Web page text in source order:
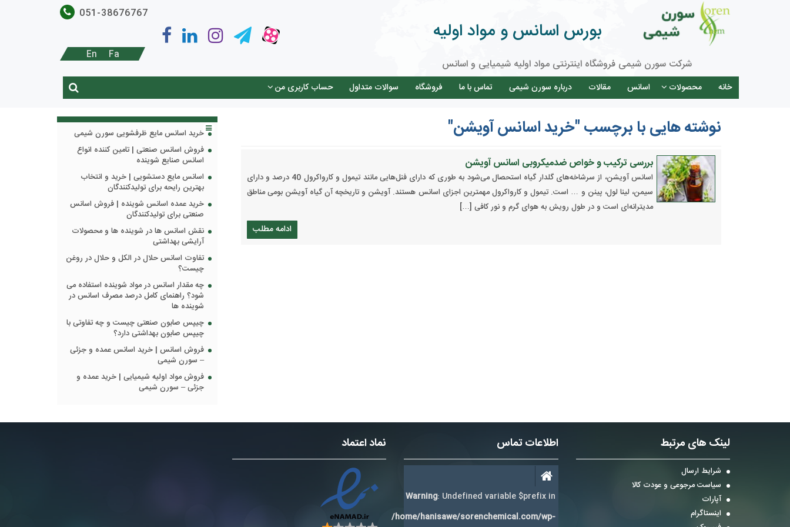
بورس اسانس و مواد اولیه
شرکت سورن شیمی فروشگاه اینترنتی مواد اولیه شیمیایی و اسانس
051-38676767
Fa
En
خانه محصولات اسانس مقالات درباره سورن شیمی تماس با ما فروشگاه سوالات متداول حساب کاربری من
نوشته هایی با برچسب "خرید اسانس آویشن"
بررسی ترکیب و خواص ضدمیکروبی اسانس آویشن
اسانس آویشن، از سرشاخه‌های گلدار گیاه استحصال می‌شود به طوری که دارای فنل‌هایی مانند تیمول و کارواکرول 40 درصد و دارای
سیمن، لینا لول، پینن و … است. تیمول و کارواکرول مهمترین اجزای اسانس هستند. آویشن و تاریخچه آن گیاه آویشن بومی مناطق
مدیترانه‌ای است و در طول رویش به هوای گرم و نور کافی […]
ادامه مطلب
خرید اسانس مایع ظرفشویی سورن شیمی
فروش اسانس صنعتی | تامین کننده انواع
اسانس صنایع شوینده
اسانس مایع دستشویی | خرید و انتخاب
بهترین رایحه برای تولیدکنندگان
خرید عمده اسانس شوینده | فروش اسانس
صنعتی برای تولیدکنندگان
نقش اسانس ها در شوینده ها و محصولات
آرایشی بهداشتی
تفاوت اسانس حلال در الکل و حلال در روغن
چیست؟
چه مقدار اسانس در مواد شوینده استفاده می
شود؟ راهنمای کامل درصد مصرف اسانس در
شوینده ها
چیپس صابون صنعتی چیست و چه تفاوتی با
چیپس صابون بهداشتی دارد؟
فروش اسانس | خرید اسانس عمده و جزئی
– سورن شیمی
فروش مواد اولیه شیمیایی | خرید عمده و
جزئی – سورن شیمی
لینک های مرتبط
شرایط ارسال
سیاست مرجوعی و عودت کالا
آپارات
اینستاگرام
اطلاعات تماس
Warning: Undefined variable $prefix in
/home/hanisawe/sorenchemical.com/wp-
نماد اعتماد